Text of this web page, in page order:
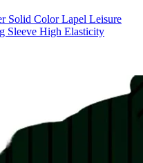
Solid Color Lapel Leisure
Sleeve High Elasticity